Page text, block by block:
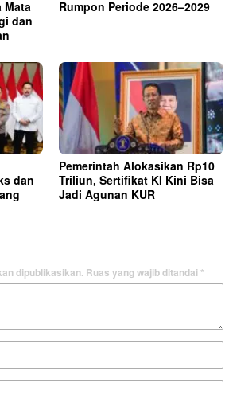
Mata
dan
Rumpon Periode 2026–2029
dan
Pemerintah Alokasikan Rp10
Triliun, Sertifikat KI Kini Bisa
Jadi Agunan KUR
dipublikasikan. Ruas yang wajib ditandai*